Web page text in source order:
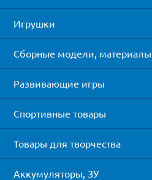
Игрушки
Сборные модели, материалы
Развивающие игры
Спортивные товары
Товары для творчества
Аккумуляторы, ЗУ